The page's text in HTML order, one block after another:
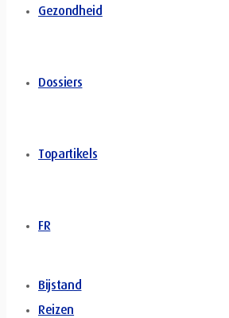
Gezondheid
Dossiers
Topartikels
FR
Bijstand
Reizen